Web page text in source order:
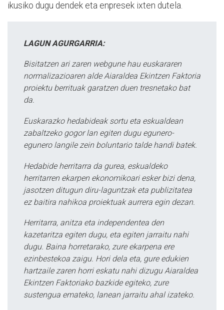
ikusiko dugu dendek eta enpresek ixten dutela.
LAGUN AGURGARRIA:
Bisitatzen ari zaren webgune hau euskararen
normalizazioaren alde Aiaraldea Ekintzen Faktoria
proiektu berrituak garatzen duen tresnetako bat
da.
Euskarazko hedabideak sortu eta eskualdean
zabaltzeko gogor lan egiten dugu egunero-
egunero langile zein boluntario talde handi batek.
Hedabide herritarra da gurea, eskualdeko
herritarren ekarpen ekonomikoari esker bizi dena,
jasotzen ditugun diru-laguntzak eta publizitatea
ez baitira nahikoa proiektuak aurrera egin dezan.
Herritarra, anitza eta independentea den
kazetaritza egiten dugu, eta egiten jarraitu nahi
dugu. Baina horretarako, zure ekarpena ere
ezinbestekoa zaigu. Hori dela eta, gure edukien
hartzaile zaren horri eskatu nahi dizugu Aiaraldea
Ekintzen Faktoriako bazkide egiteko, zure
sustengua emateko, lanean jarraitu ahal izateko.